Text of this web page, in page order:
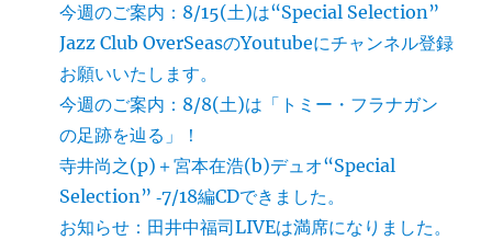
今週のご案内：8/15(土)は“Special Selection”
Jazz Club OverSeasのYoutubeにチャンネル登録
お願いいたします。
今週のご案内：8/8(土)は「トミー・フラナガン
の足跡を辿る」！
寺井尚之(p)＋宮本在浩(b)デュオ“Special
Selection” ‐7/18編CDできました。
お知らせ：田井中福司LIVEは満席になりました。